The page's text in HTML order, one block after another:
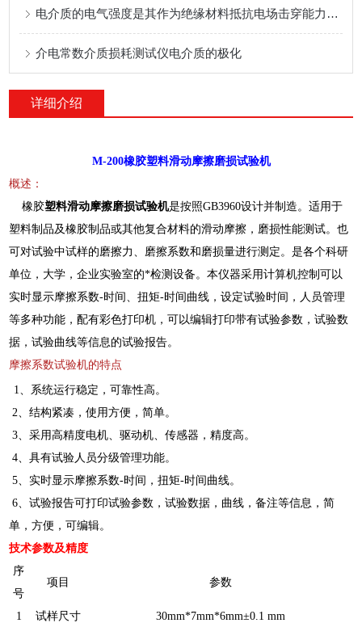
电介质的电气强度是其作为绝缘材料抵抗电场击穿能力的核心指标
介电常数介质损耗测试仪电介质的极化
详细介绍
M-200橡胶塑料滑动摩擦磨损试验机
概述：
橡胶塑料滑动摩擦磨损试验机是按照GB3960设计并制造。适用于
塑料制品及橡胶制品或其他复合材料的滑动摩擦，磨损性能测试。也
可对试验中试样的磨擦力、磨擦系数和磨损量进行测定。是各个科研
单位，大学，企业实验室的*检测设备。本仪器采用计算机控制可以
实时显示摩擦系数-时间、扭矩-时间曲线，设定试验时间，人员管理
等多种功能，配有彩色打印机，可以编辑打印带有试验参数，试验数
据，试验曲线等信息的试验报告。
摩擦系数试验机的特点
1、系统运行稳定，可靠性高。
2、结构紧凑，使用方便，简单。
3、采用高精度电机、驱动机、传感器，精度高。
4、具有试验人员分级管理功能。
5、实时显示摩擦系数-时间，扭矩-时间曲线。
6、试验报告可打印试验参数，试验数据，曲线，备注等信息，简
单，方便，可编辑。
技术参数及精度
序
号
项目 参数
1 试样尺寸
30mm*7mm*6mm±0.1 mm